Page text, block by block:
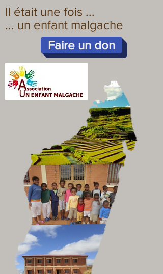
Il était une fois ...
... un enfant malgache
Faire un don